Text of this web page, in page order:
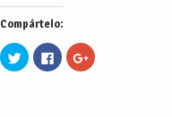
Compártelo:
Haz
clic
para
Haz
clic
para
Haz
clic